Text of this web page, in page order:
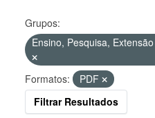
Grupos:
Ensino, Pesquisa,
Formatos:
PDF
Filtrar Resultados